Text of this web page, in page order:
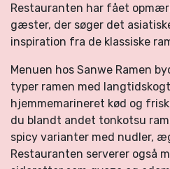
Restauranten har fået
gæster, der søger det
inspiration fra de klassiske
Menuen hos Sanwe Ramen
typer ramen med
hjemmemarineret kød og
du blandt andet tonkotsu
spicy varianter med nudler,
Restauranten serverer også